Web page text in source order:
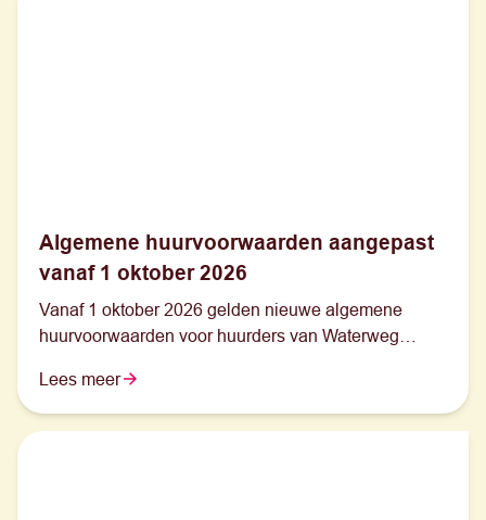
Algemene huurvoorwaarden aangepast
vanaf 1 oktober 2026
Vanaf 1 oktober 2026 gelden nieuwe algemene
huurvoorwaarden voor huurders van Waterweg
Lees meer